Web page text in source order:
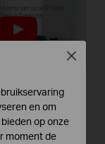
up a TP-
music)
en om
op onze
moment de
Close